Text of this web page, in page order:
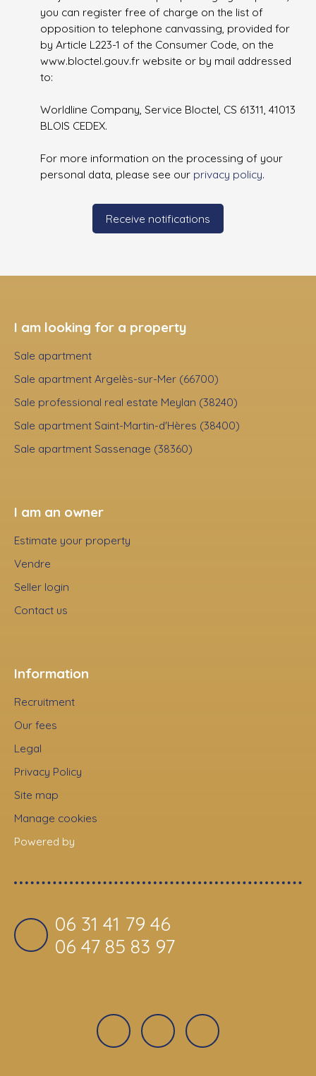
you can register free of charge on the list of
opposition to telephone canvassing, provided for
by Article L223-1 of the Consumer Code, on the
www.bloctel.gouv.fr website or by mail addressed
to:
Worldline Company, Service Bloctel, CS 61311, 41013
BLOIS CEDEX.
For more information on the processing of your
personal data, please see our privacy policy.
Receive notifications
I am looking for a property
Sale apartment
Sale apartment Argelès-sur-Mer (66700)
Sale professional real estate Meylan (38240)
Sale apartment Saint-Martin-d'Hères (38400)
Sale apartment Sassenage (38360)
I am an owner
Estimate your property
Vendre
Seller login
Contact us
Information
Recruitment
Our fees
Legal
Privacy Policy
Site map
Manage cookies
Powered by
06 31 41 79 46
06 47 85 83 97